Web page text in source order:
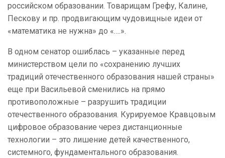
российском образовании. Товарищам Грефу, Калине,
Пескову и пр. продвигающим чудовищные идеи от
«математика не нужна» до «….».
В одном сенатор ошиблась – указанные перед
министерством цели по «сохранению лучших
традиций отечественного образования нашей страны»
еще при Васильевой сменились на прямо
противоположные – разрушить традиции
отечественного образования. Курируемое Кравцовым
цифровое образование через дистанционные
технологии – это лишение детей качественного,
системного, фундаментального образования.